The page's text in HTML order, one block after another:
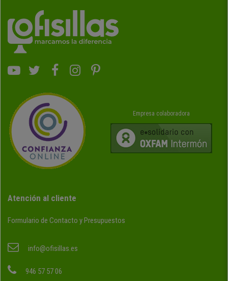
Empresa colaboradora
Atención al cliente
Formulario de Contacto y Presupuestos
info@ofisillas.es
946 57 57 06